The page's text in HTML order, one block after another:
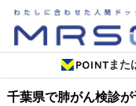
また
千葉県で肺がん検診が